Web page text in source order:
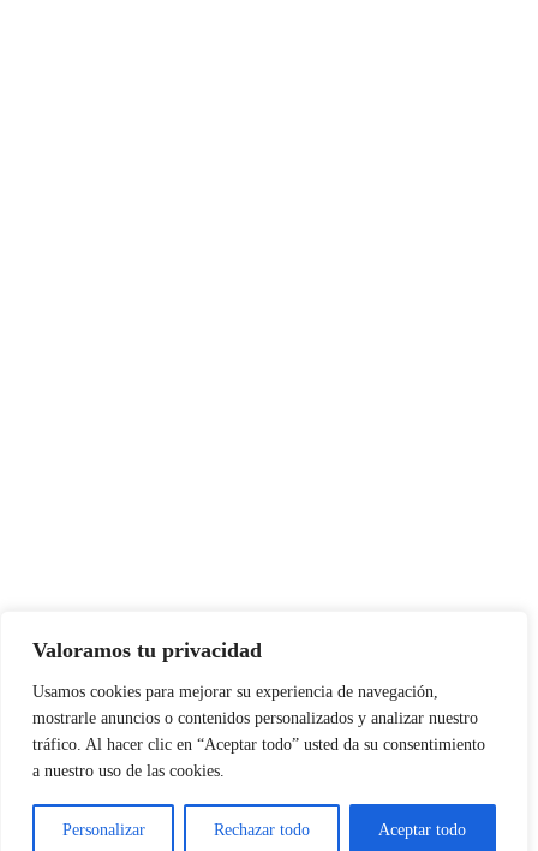
Valoramos tu privacidad
Usamos cookies para mejorar su experiencia de navegación,
mostrarle anuncios o contenidos personalizados y analizar nuestro
tráfico. Al hacer clic en “Aceptar todo” usted da su consentimiento
a nuestro uso de las cookies.
Personalizar Rechazar todo Aceptar todo